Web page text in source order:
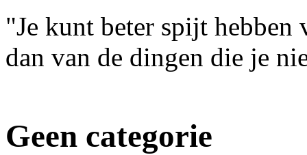
"Je kunt beter spijt hebben
dan van de dingen die je
Geen categorie